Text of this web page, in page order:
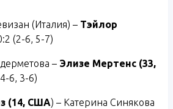
(Италия) – Тэйлор
(2-6, 5-7)
– Элизе Мертенс (33,
6, 3-6)
(14, США) – Катерина Синякова